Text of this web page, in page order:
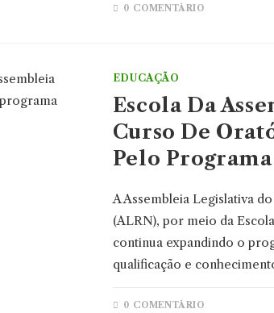
0 COMENTÁRIO
EDUCAÇÃO
Escola Da
Curso De
Pelo
A Assembleia Legislativa
(ALRN), por meio da
continua expandindo o
qualificação e
0 COMENTÁRIO